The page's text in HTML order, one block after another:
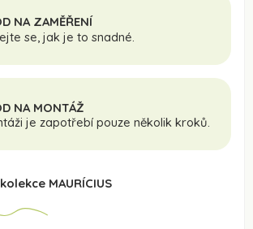
NA ZAMĚŘENÍ
se, jak je to snadné.
NA MONTÁŽ
je zapotřebí pouze několik kroků.
MAURÍCIUS